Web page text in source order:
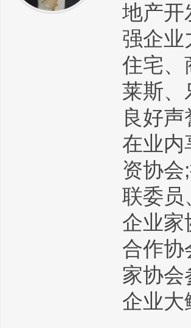
地产开
强企业
住宅、
莱斯、
良好
在业内
资协会
联委员
企业家
合作协
家协会
企业大